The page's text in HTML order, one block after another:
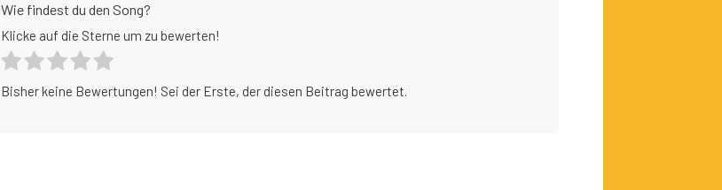
Wie findest du den Song?
Klicke auf die Sterne um zu bewerten!
Bisher keine Bewertungen! Sei der Erste, der diesen Beitrag bewertet.